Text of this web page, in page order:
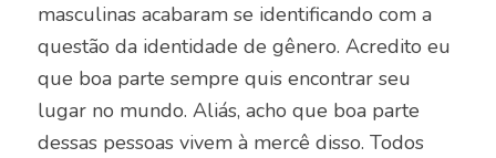
masculinas acabaram se identificando com a
questão da identidade de gênero. Acredito eu
que boa parte sempre quis encontrar seu
lugar no mundo. Aliás, acho que boa parte
dessas pessoas vivem à mercê disso. Todos